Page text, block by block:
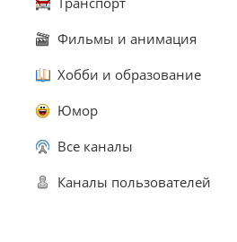
Фильмы и анимация
Хобби и образование
Юмор
Все каналы
Каналы пользователей